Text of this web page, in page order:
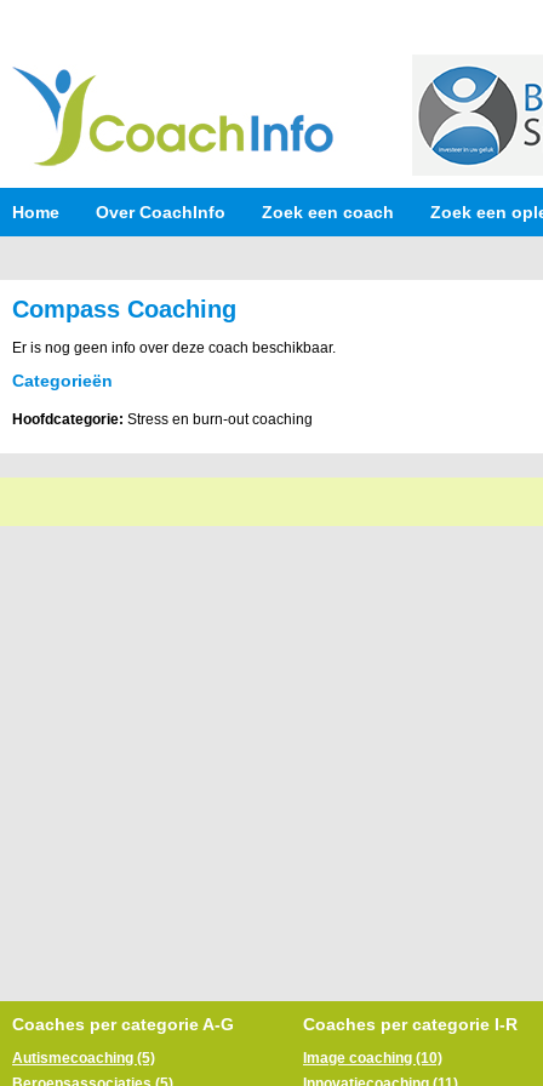
Home Over CoachInfo Zoek een coach Zoek een
Compass Coaching
Er is nog geen info over deze coach beschikbaar.
Categorieën
Hoofdcategorie: Stress en burn-out coaching
Coaches per categorie A-G
Autismecoaching (5)
Coaches per categorie I-R
Image coaching (10)